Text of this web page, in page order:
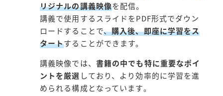
リジナルの講義映像を配信。
講義で使用するスライドをPDF形式でダウン
ロードすることで、購入後、即座に学習をス
タートすることができます。
講義映像では、 書籍の中でも特に重要なポイ
ントを厳選 しており、より効率的に学習を進
められる構成となっています。